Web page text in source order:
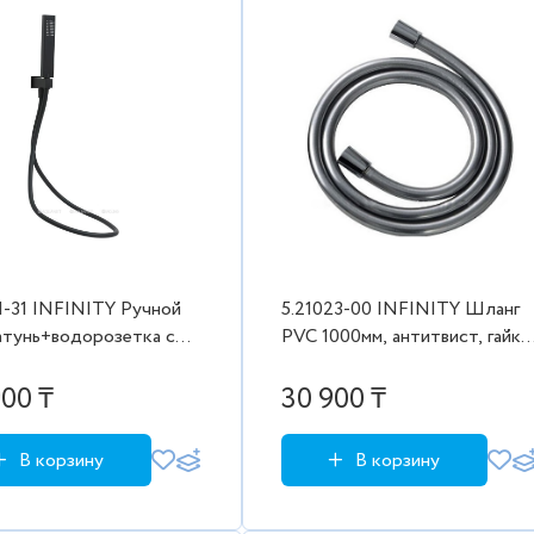
31 INFINITY Ручной
с
(265520)
₸
В корзину
5.21023-00 INFINITY Шланг
PVC 1000мм, антитвист, гайки
30 900 ₸
В корзину